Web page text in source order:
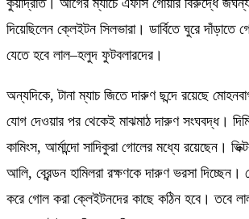
দিয়েছিলেন ক্লেইটন সিলভারা। ডার্বিতে ঘুরে দাঁড়াতে
যেতে হবে লাল–হলুদ ফুটবলারদের।
অন্যদিকে, টানা ম্যাচ জিতে দারুণ ছন্দে রয়েছে
যোগ দেওয়ার পর থেকেই মাঝমাঠ দারুণ সংঘবদ্ধ।
কামিংস, আর্মান্দো সাদিকুরা গোলের মধ্যে রয়েছেন।
আলি, ব্রেন্ডন হামিলরা রক্ষণকে দারুণ ভরসা দিচ্ছেন।
করে গোল করা ক্লেইটনদের কাছে কঠিন হবে। তবে